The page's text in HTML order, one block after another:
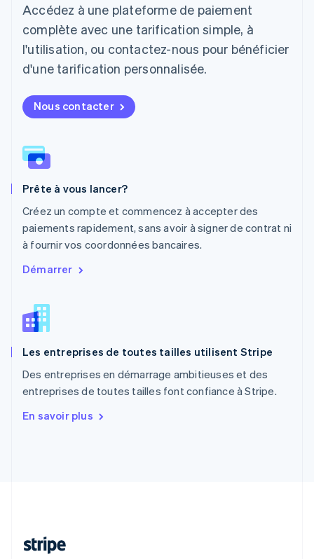
Accédez à une plateforme de paiement
complète avec une tarification simple, à
l'utilisation, ou contactez-nous pour bénéficier
d'une tarification personnalisée.
Nous contacter
Prête à vous lancer?
Créez un compte et commencez à accepter des
paiements rapidement, sans avoir à signer de contrat ni
à fournir vos coordonnées bancaires.
Démarrer
Les entreprises de toutes tailles utilisent Stripe
Des entreprises en démarrage ambitieuses et des
entreprises de toutes tailles font confiance à Stripe.
En savoir plus
Luxembourg
Français English
Malaisie
English简体中文
Malte
Mexique
EspañolEnglish
Norvège
Nouvelle-Zélande
English
Nederlands English
Portugal
Português English
RAS de Hong Kong, Chine
English
Roumanie
Royaume-Uni
Singapour
English简体中文
English